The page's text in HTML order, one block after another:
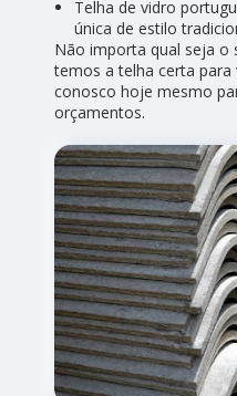
Telha de vidro
única de estilo
Não importa qual seja o
temos a telha certa
conosco hoje mesmo
orçamentos.